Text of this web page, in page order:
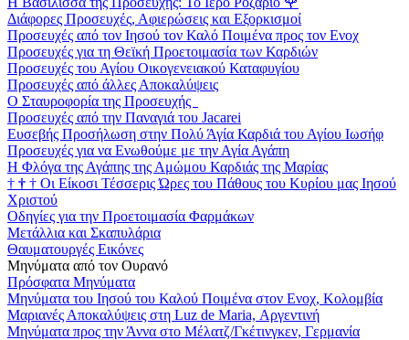
Διάφορες Προσευχές, Αφιερώσεις και Εξορκισμοί
Προσευχές από τον Ιησού τον Καλό Ποιμένα προς τον Ενοχ
Προσευχές για τη Θεϊκή Προετοιμασία των Καρδιών
Προσευχές του Αγίου Οικογενειακού Καταφυγίου
Προσευχές από άλλες Αποκαλύψεις
Ο Σταυροφορία της Προσευχής
Προσευχές από την Παναγιά του Jacarei
Ευσεβής Προσήλωση στην Πολύ Άγία Καρδιά του Αγίου Ιωσήφ
Προσευχές για να Ενωθούμε με την Αγία Αγάπη
Η Φλόγα της Αγάπης της Αμώμου Καρδιάς της Μαρίας
† † † Οι Είκοσι Τέσσερις Ώρες του Πάθους του Κυρίου μας Ιησού
Χριστού
Οδηγίες για την Προετοιμασία Φαρμάκων
Μετάλλια και Σκαπυλάρια
Θαυματουργές Εικόνες
Μηνύματα από τον Ουρανό
Πρόσφατα Μηνύματα
Μηνύματα του Ιησού του Καλού Ποιμένα στον Ενοχ, Κολομβία
Μαριανές Αποκαλύψεις στη Luz de Maria, Αργεντινή
Μηνύματα προς την Άννα στο Μέλατζ/Γκέτινγκεν, Γερμανία